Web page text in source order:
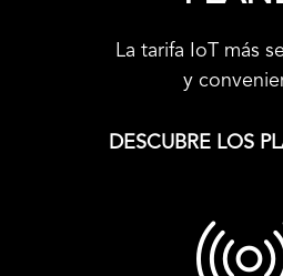
La tarifa IoT más
y
DESCUBRE LOS